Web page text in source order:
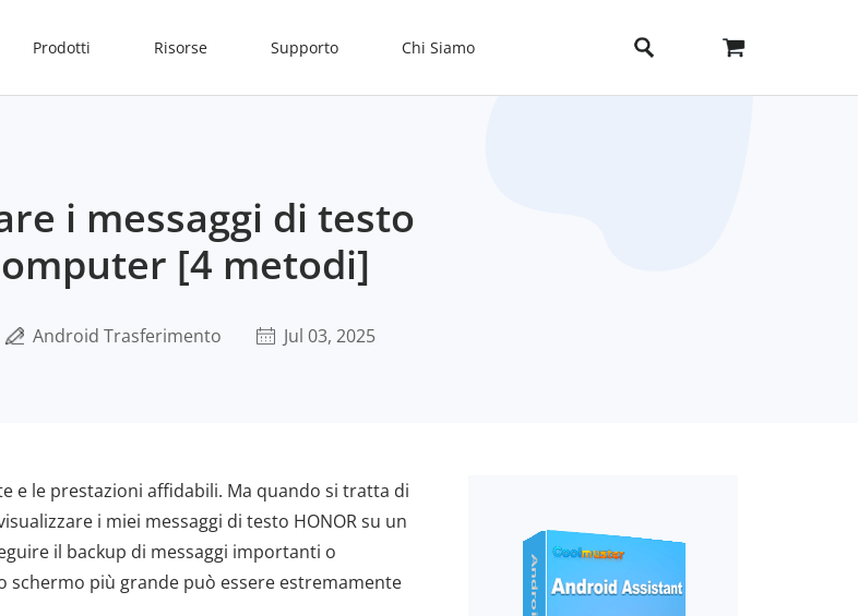
Prodotti Risorse Supporto Chi Siamo
i messaggi di testo
[4 metodi]
Android Trasferimento Jul 03, 2025
e le prestazioni affidabili. Ma quando si tratta di
i miei messaggi di testo HONOR su un
il backup di messaggi importanti o
schermo più grande può essere estremamente